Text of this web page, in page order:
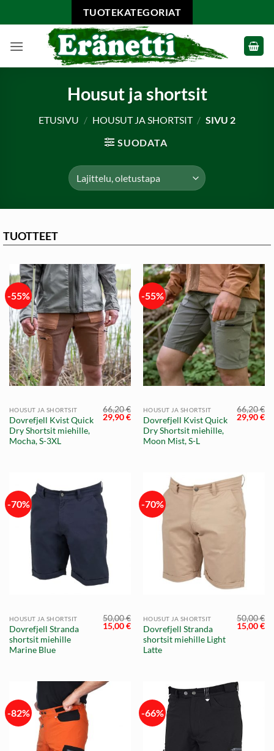
to
TUOTEKATEGORIAT
Housut ja shortsit
ETUSIVU / HOUSUT JA SHORTSIT / SIVU 2
SUODATA
TUOTTEET
-55%
HOUSUT JA SHORTSIT
Dovrefjell Kvist Quick
Dry Shortsit miehille,
Mocha, S-3XL
66,20€
Alkuperäinen
hinta
29,90€Nykyinen
hinta
29,90 €.
-55%
HOUSUT JA SHORTSIT
Dovrefjell Kvist Quick
Dry Shortsit miehille,
Moon Mist, S-L
66,20€
hinta
29,90€
-70%
HOUSUT JA SHORTSIT
Dovrefjell Stranda
shortsit miehille
Marine Blue
50,00€
Alkuperäinen
hinta
15,00€Nykyinen
hinta
15,00 €.
-70%
HOUSUT JA SHORTSIT
Dovrefjell Stranda
shortsit miehille Light
Latte
50,00€
hinta
15,00€
-82% -66%